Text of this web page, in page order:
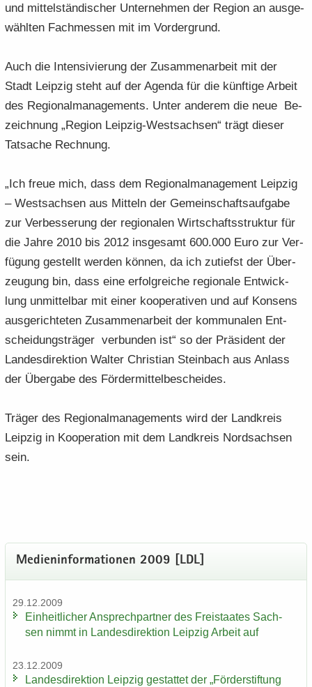
und mit­tel­stän­di­scher Un­ter­neh­men der Re­gi­on an aus­ge­
wähl­ten Fach­mes­sen mit im Vor­der­grund.
Auch die In­ten­si­vie­rung der Zu­sam­men­ar­beit mit der
Stadt Leip­zig steht auf der Agen­da für die künf­ti­ge Ar­beit
des Re­gio­nal­ma­nage­ments. Unter an­de­rem die neue Be­
zeich­nung „Re­gi­on Leipzig-​Westsachsen“ trägt die­ser
Tat­sa­che Rech­nung.
„Ich freue mich, dass dem Re­gio­nal­ma­nage­ment Leip­zig
– West­sach­sen aus Mit­teln der Ge­mein­schafts­auf­ga­be
zur Ver­bes­se­rung der re­gio­na­len Wirt­schafts­struk­tur für
die Jahre 2010 bis 2012 ins­ge­samt 600.000 Euro zur Ver­
fü­gung ge­stellt wer­den kön­nen, da ich zu­tiefst der Über­
zeu­gung bin, dass eine er­folg­rei­che re­gio­na­le Ent­wick­
lung un­mit­tel­bar mit einer ko­ope­ra­ti­ven und auf Kon­sens
aus­ge­rich­te­ten Zu­sam­men­ar­beit der kom­mu­na­len Ent­
schei­dungs­trä­ger ver­bun­den ist“ so der Prä­si­dent der
Lan­des­di­rek­ti­on Wal­ter Chris­ti­an Stein­bach aus An­lass
der Über­ga­be des För­der­mit­tel­be­schei­des.
Trä­ger des Re­gio­nal­ma­nage­ments wird der Land­kreis
Leip­zig in Ko­ope­ra­ti­on mit dem Land­kreis Nord­sach­sen
sein.
Me­di­en­in­for­ma­tio­nen 2009 [LDL]
29.12.2009
Ein­heit­li­cher An­sprech­part­ner des Frei­staa­tes Sach­
sen nimmt in Lan­des­di­rek­ti­on Leip­zig Ar­beit auf
23.12.2009
Lan­des­di­rek­ti­on Leip­zig ge­stat­tet der „För­der­stif­tung